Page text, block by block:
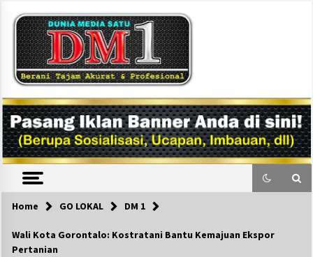
content
DM1
Home GO LOKAL DM 1
Wali Kota Gorontalo: Kostratani Bantu Kemajuan Ekspor
Pertanian